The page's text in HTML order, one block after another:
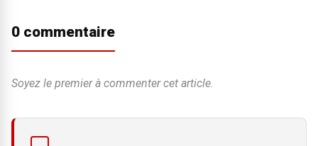
0 commentaire
Soyez le premier à commenter cet article.